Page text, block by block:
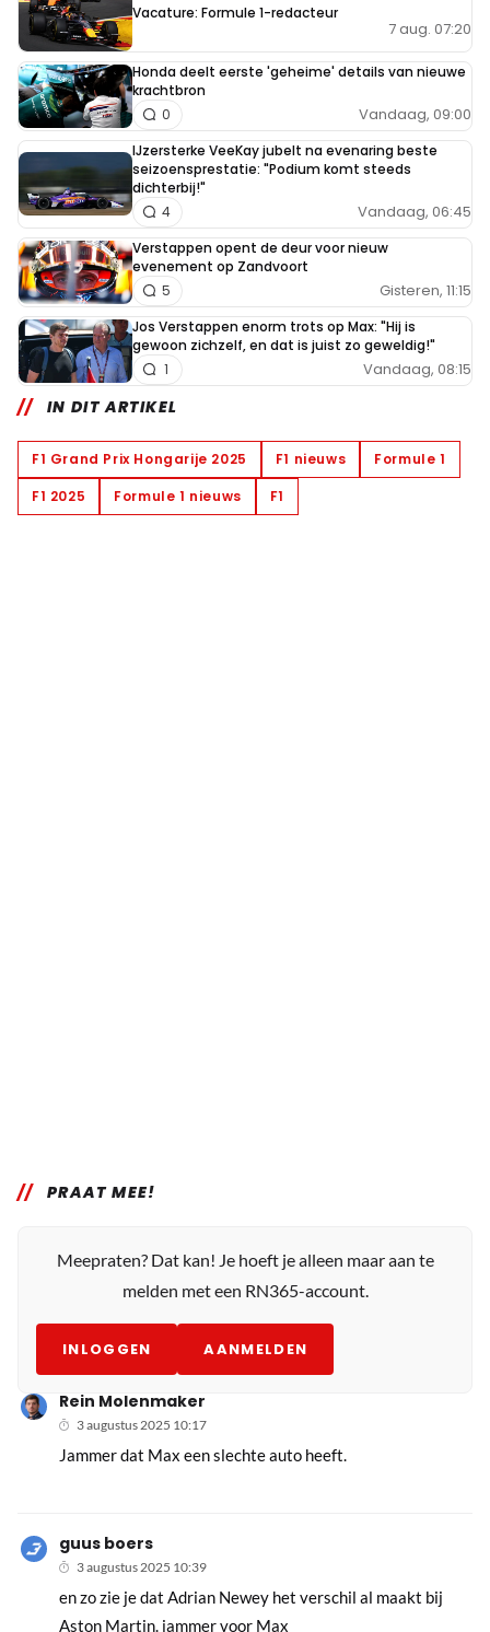
Vacature: Formule 1-redacteur
7 aug. 07:20
Honda deelt eerste 'geheime' details van nieuwe
krachtbron
Vandaag, 09:00
0
IJzersterke VeeKay jubelt na evenaring beste
seizoensprestatie: "Podium komt steeds
dichterbij!"
Vandaag, 06:45
4
Verstappen opent de deur voor nieuw
evenement op Zandvoort
Gisteren, 11:15
5
Jos Verstappen enorm trots op Max: "Hij is
gewoon zichzelf, en dat is juist zo geweldig!"
Vandaag, 08:15
1
IN DIT ARTIKEL
F1 Grand Prix Hongarije 2025 F1 nieuws
Formule 1
F1 2025
Formule 1 nieuws F1
PRAAT MEE!
Meepraten? Dat kan! Je hoeft je alleen maar aan te
melden met een RN365-account.
INLOGGEN AANMELDEN
Rein Molenmaker
3 augustus 2025 10:17
Jammer dat Max een slechte auto heeft.
guus boers
3 augustus 2025 10:39
en zo zie je dat Adrian Newey het verschil al maakt bij
Aston Martin. jammer voor Max